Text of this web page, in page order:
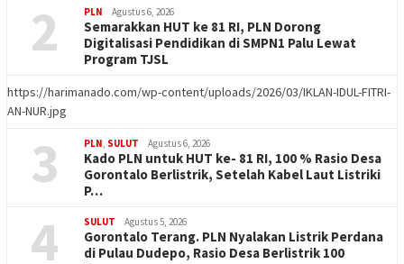
2 PLN Agustus 6, 2026
Semarakkan HUT ke 81 RI, PLN Dorong
Digitalisasi Pendidikan di SMPN1 Palu Lewat
Program TJSL
https://harimanado.com/wp-content/uploads/2026/03/IKLAN-IDUL-FITRI-
AN-NUR.jpg
3 PLN SULUT Agustus 6, 2026
Kado PLN untuk HUT ke- 81 RI, 100 % Rasio Desa
Gorontalo Berlistrik, Setelah Kabel Laut Listriki
P…
4 SULUT Agustus 5, 2026
Gorontalo Terang. PLN Nyalakan Listrik Perdana
di Pulau Dudepo, Rasio Desa Berlistrik 100